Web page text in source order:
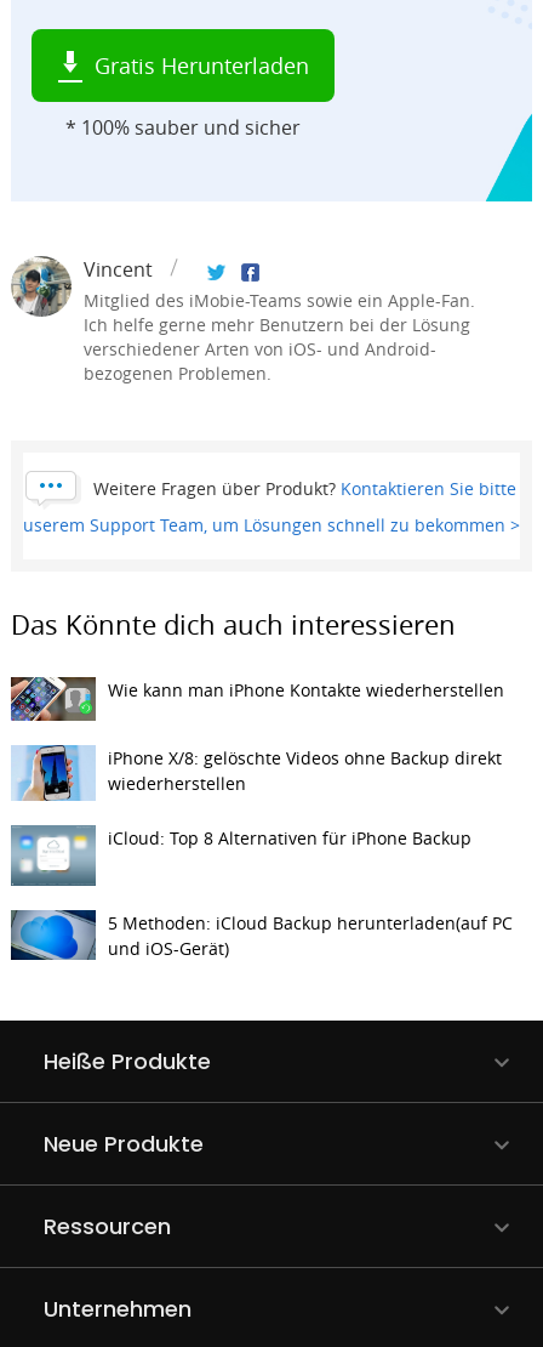
Gratis Herunterladen
* 100% sauber und sicher
Vincent
Mitglied des iMobie-Teams sowie ein Apple-Fan.
Ich helfe gerne mehr Benutzern bei der Lösung
verschiedener Arten von iOS- und Android-
bezogenen Problemen.
Weitere Fragen über Produkt? Kontaktieren Sie bitte
userem Support Team, um Lösungen schnell zu bekommen >
Das Könnte dich auch interessieren
Wie kann man iPhone Kontakte wiederherstellen
iPhone X/8: gelöschte Videos ohne Backup direkt
wiederherstellen
iCloud: Top 8 Alternativen für iPhone Backup
5 Methoden: iCloud Backup herunterladen(auf PC
und iOS-Gerät)
Heiße Produkte
Neue Produkte
Ressourcen
Unternehmen